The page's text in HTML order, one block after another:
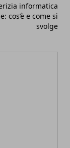
informatica
cos’è e come si
svolge